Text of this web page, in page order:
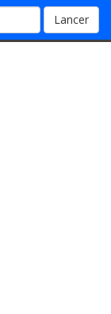
Lancer